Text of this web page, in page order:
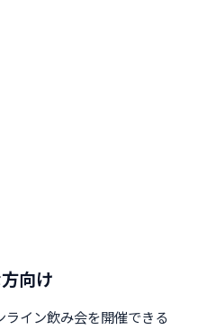
向け
ライン飲み会を開催できる